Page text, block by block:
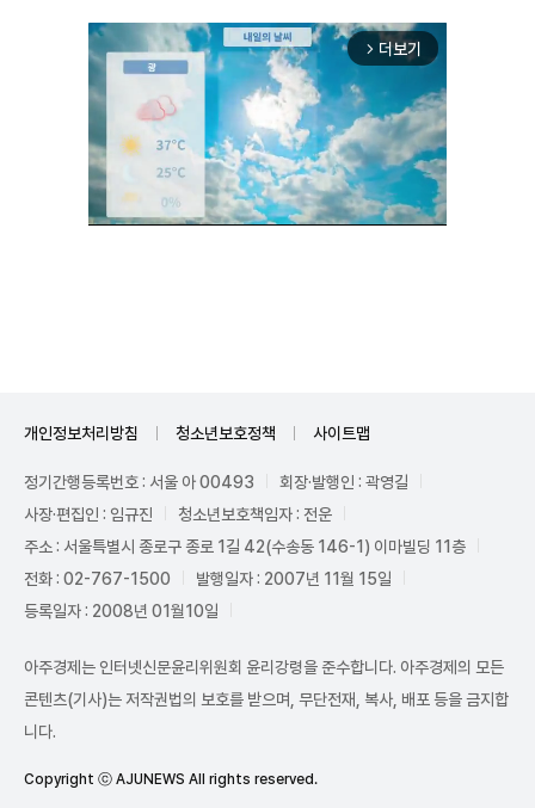
arrow_forward_ios 더보기
개인정보처리방침 청소년보호정책 사이트맵
정기간행등록번호 : 서울 아 00493
회장·발행인 : 곽영길
사장·편집인 : 임규진
청소년보호책임자 : 전운
주소 : 서울특별시 종로구 종로 1길 42(수송동 146-1) 이마빌딩 11층
전화 : 02-767-1500
발행일자 : 2007년 11월 15일
등록일자 : 2008년 01월10일
아주경제는 인터넷신문윤리위원회 윤리강령을 준수합니다. 아주경제의 모든
콘텐츠(기사)는 저작권법의 보호를 받으며, 무단전재, 복사, 배포 등을 금지합
니다.
Copyright ⓒ AJUNEWS All rights reserved.